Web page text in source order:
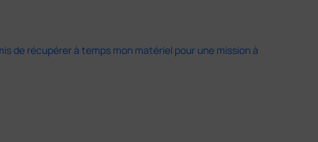
de récupérer à temps mon matériel pour une mission à